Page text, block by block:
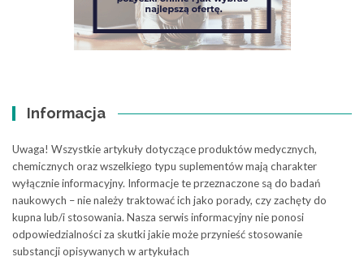
Informacja
Uwaga! Wszystkie artykuły dotyczące produktów medycznych,
chemicznych oraz wszelkiego typu suplementów mają charakter
wyłącznie informacyjny. Informacje te przeznaczone są do badań
naukowych – nie należy traktować ich jako porady, czy zachęty do
kupna lub/i stosowania. Nasza serwis informacyjny nie ponosi
odpowiedzialności za skutki jakie może przynieść stosowanie
substancji opisywanych w artykułach